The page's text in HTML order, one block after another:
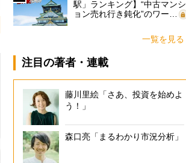
駅」ランキング】“中古マンシ
ョン売れ行き鈍化”のワー…
一覧を見る
注目の著者・連載
藤川里絵「さあ、投資を始めよ
う！」
森口亮「まるわかり市況分析」